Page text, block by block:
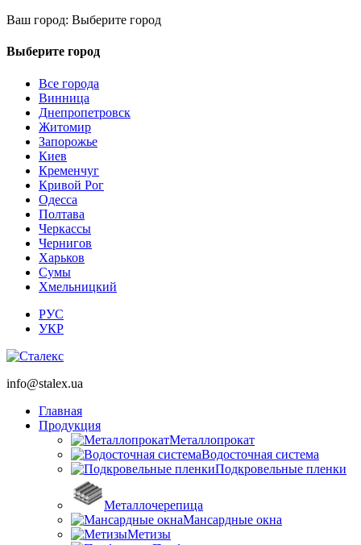
Ваш город: Выберите город
Выберите город
Все города
Винница
Днепропетровск
Житомир
Запорожье
Киев
Кременчуг
Кривой Рог
Одесса
Полтава
Черкассы
Чернигов
Харьков
Сумы
Хмельницкий
РУС
УКР
info@stalex.ua
Главная
Продукция
Металлопрокат
Водосточная система
Подкровельные пленки
Металлочерепица
Мансардные окна
Метизы